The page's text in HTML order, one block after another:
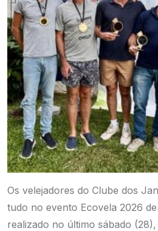
Os velejadores do Clube dos
tudo no evento Ecovela 2026
realizado no último sábado